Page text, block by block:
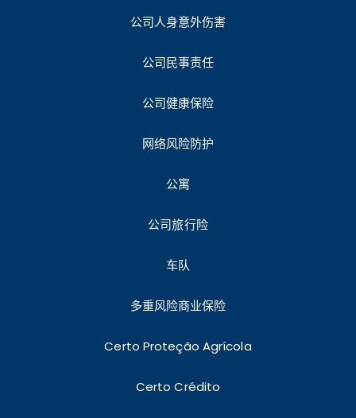
公司人身意外伤害
公司民事责任
公司健康保险
网络风险防护
公寓
公司旅行险
车队
多重风险商业保险
Certo Proteção Agrícola
Certo Crédito